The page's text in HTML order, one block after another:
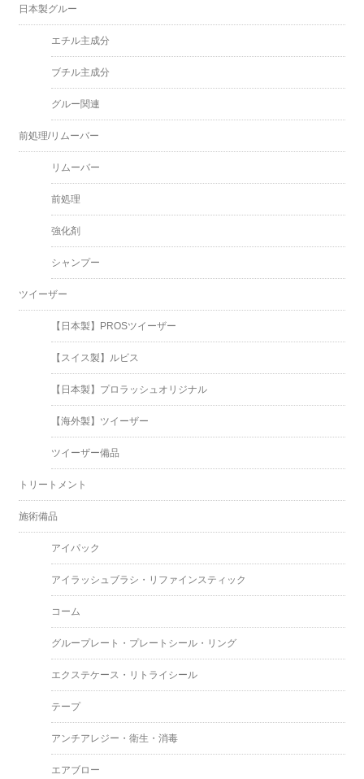
日本製グルー
エチル主成分
ブチル主成分
グルー関連
前処理/リムーバー
リムーバー
前処理
強化剤
シャンプー
ツイーザー
【日本製】PROSツイーザー
【スイス製】ルビス
【日本製】プロラッシュオリジナル
【海外製】ツイーザー
ツイーザー備品
トリートメント
施術備品
アイパック
アイラッシュブラシ・リファインスティック
コーム
グループレート・プレートシール・リング
エクステケース・リトライシール
テープ
アンチアレジー・衛生・消毒
エアブロー